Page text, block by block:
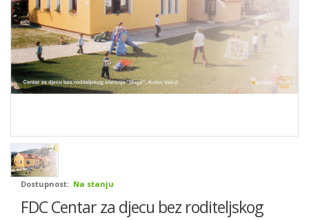
Dostupnost: Na stanju
FDC Centar za djecu bez roditeljskog